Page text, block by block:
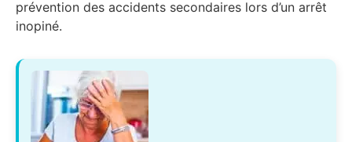
prévention des accidents secondaires lors d’un arrêt
inopiné.